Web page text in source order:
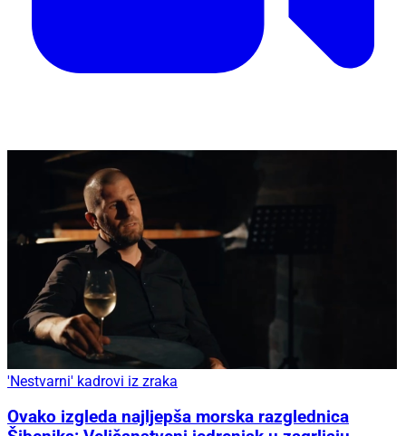
'Nestvarni' kadrovi iz zraka
Ovako izgleda najljepša morska razglednica